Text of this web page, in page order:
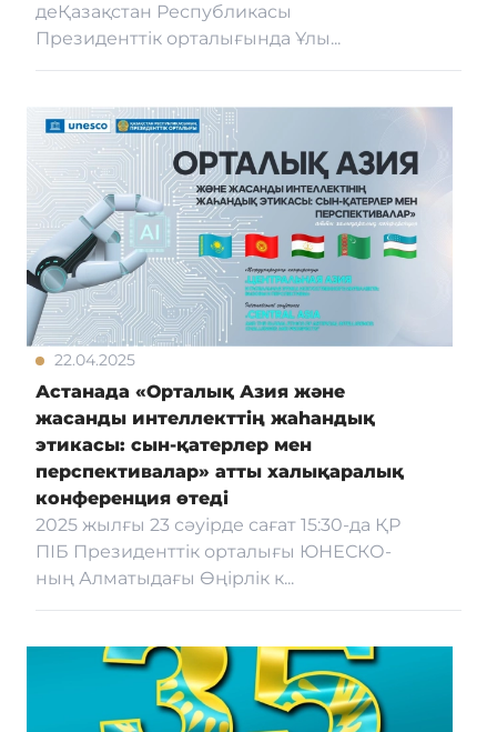
деҚазақстан Республикасы
Президенттік орталығында Ұлы...
22.04.2025
Астанада «Орталық Азия және
жасанды интеллекттің жаһандық
этикасы: сын-қатерлер мен
перспективалар» атты халықаралық
конференция өтеді
2025 жылғы 23 сәуірде сағат 15:30-да ҚР
ПІБ Президенттік орталығы ЮНЕСКО-
ның Алматыдағы Өңірлік к...